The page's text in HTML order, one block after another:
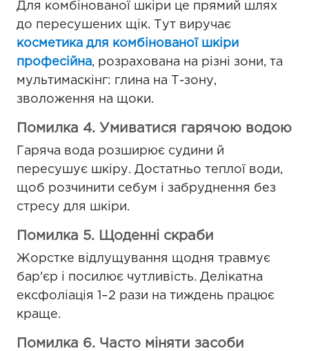
Для комбінованої шкіри це прямий шлях
до пересушених щік. Тут виручає
косметика для комбінованої шкіри
професійна, розрахована на різні зони, та
мультимаскінг: глина на Т-зону,
зволоження на щоки.
Помилка 4. Умиватися гарячою водою
Гаряча вода розширює судини й
пересушує шкіру. Достатньо теплої води,
щоб розчинити себум і забруднення без
стресу для шкіри.
Помилка 5. Щоденні скраби
Жорстке відлущування щодня травмує
бар'єр і посилює чутливість. Делікатна
ексфоліація 1–2 рази на тиждень працює
краще.
Помилка 6. Часто міняти засоби